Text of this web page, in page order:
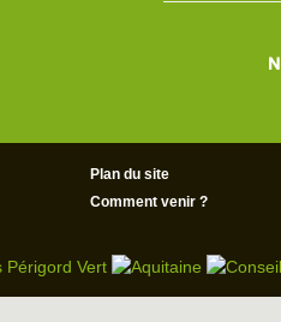
Plan du site
Comment venir ?